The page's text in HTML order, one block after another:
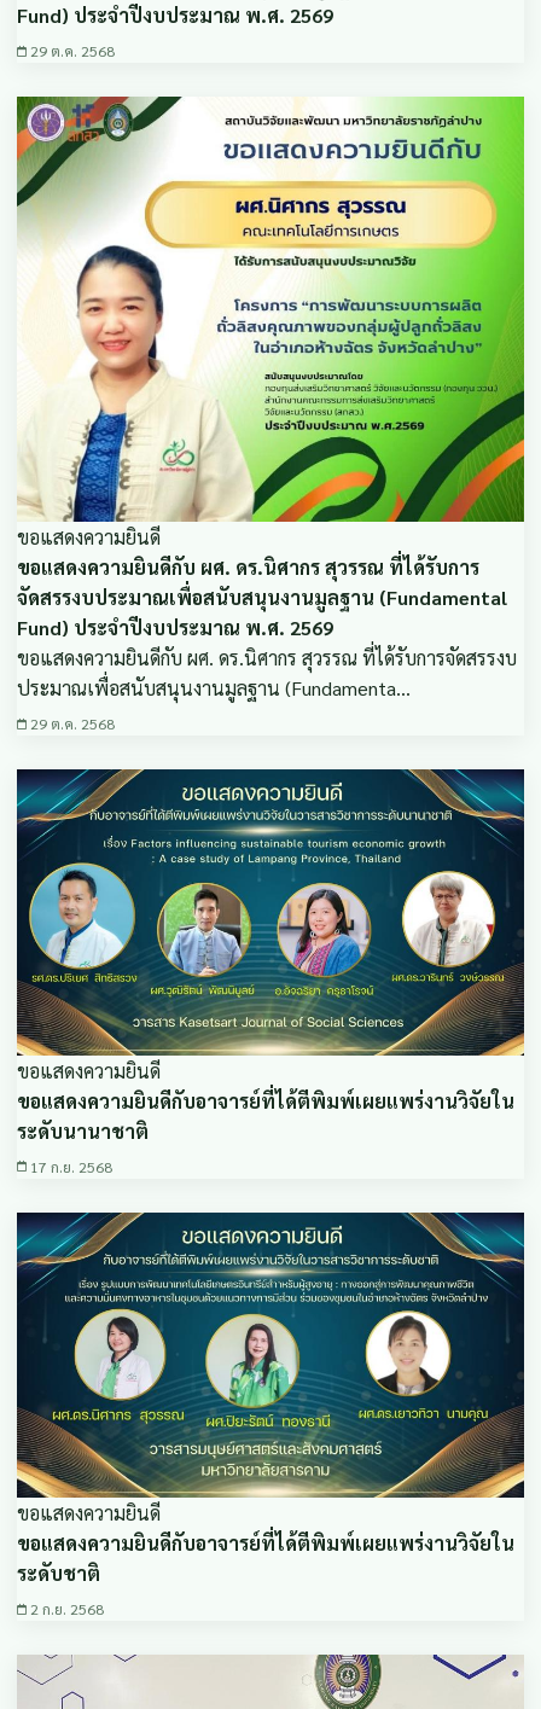
Fund) ประจำปีงบประมาณ พ.ศ. 2569
29 ต.ค. 2568
ขอแสดงความยินดี
ขอแสดงความยินดีกับ ผศ. ดร.นิศากร สุวรรณ ที่ได้รับการ
จัดสรรงบประมาณเพื่อสนับสนุนงานมูลฐาน (Fundamental
Fund) ประจำปีงบประมาณ พ.ศ. 2569
ขอแสดงความยินดีกับ ผศ. ดร.นิศากร สุวรรณ ที่ได้รับการจัดสรรงบ
ประมาณเพื่อสนับสนุนงานมูลฐาน (Fundamenta…
29 ต.ค. 2568
ขอแสดงความยินดี
ขอแสดงความยินดีกับอาจารย์ที่ได้ตีพิมพ์เผยแพร่งานวิจัยใน
ระดับนานาชาติ
17 ก.ย. 2568
ขอแสดงความยินดี
ขอแสดงความยินดีกับอาจารย์ที่ได้ตีพิมพ์เผยแพร่งานวิจัยใน
ระดับชาติ
2 ก.ย. 2568